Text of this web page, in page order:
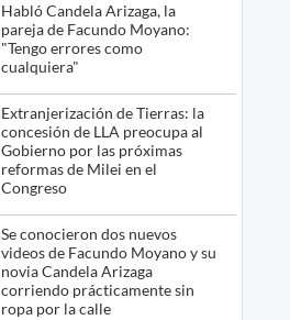
Habló Candela Arizaga, la
pareja de Facundo Moyano:
"Tengo errores como
cualquiera"
Extranjerización de Tierras: la
concesión de LLA preocupa al
Gobierno por las próximas
reformas de Milei en el
Congreso
Se conocieron dos nuevos
videos de Facundo Moyano y su
novia Candela Arizaga
corriendo prácticamente sin
ropa por la calle